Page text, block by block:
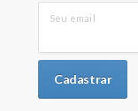
Seu email